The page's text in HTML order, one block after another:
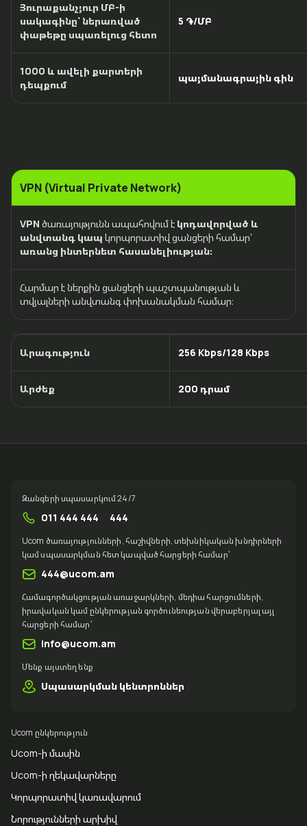
Յուրաքանչյուր ՄԲ-ի
սակագինը՝ ներառված
փաթեթը սպառելուց հետո
5 ֏/ՄԲ
1000 և ավելի քարտերի
դեպքում
պայմանագրային գին
VPN (Virtual Private Network)
VPN ծառայությունն ապահովում է կոդավորված և
անվտանգ կապ կորպորատիվ ցանցերի համար՝
առանց ինտերնետ հասանելիության։
Հարմար է ներքին ցանցերի պաշտպանության և
տվյալների անվտանգ փոխանակման համար։
Արագություն 256 Kbps/128 Kbps
Արժեք 200 դրամ
Ucom ընկերություն
Ucom-ի մասին
Ucom-ի ղեկավարները
Կորպորատիվ կառավարում
Նորությունների արխիվ
Զանգերի սպասարկում 24/7
011 444 444 444
Ucom ծառայությունների, հաշիվների, տեխնիկական խնդիրների
կամ սպասարկման հետ կապված հարցերի համար՝
444@ucom.am
Համագործակցության առաջարկների, մեդիա հարցումների,
իրավական կամ ընկերության գործունեության վերաբերյալ այլ
հարցերի համար՝
info@ucom.am
Մենք այստեղ ենք
Սպասարկման կենտրոններ